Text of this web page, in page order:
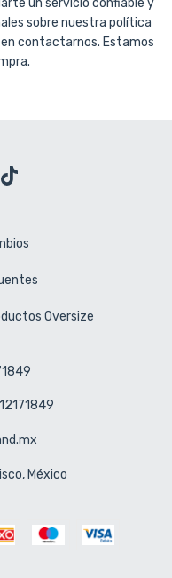
sobre nuestra política
contactarnos. Estamos
Oversize
México